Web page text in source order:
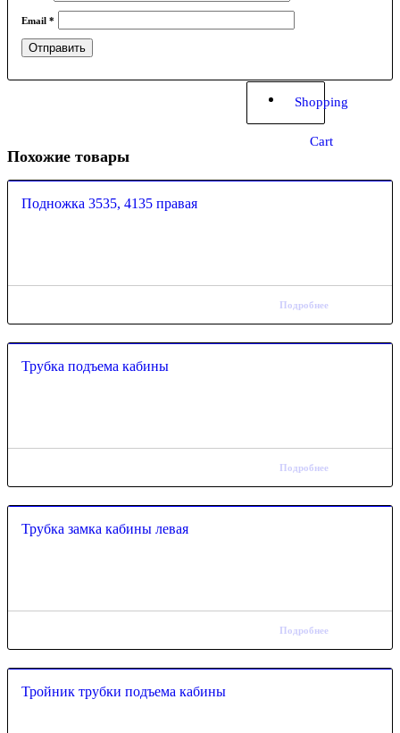
Shopping
Cart
Email *
Похожие товары
Подножка 3535, 4135 правая
Подробнее
Трубка подъема кабины
Подробнее
Трубка замка кабины левая
Подробнее
Тройник трубки подъема кабины